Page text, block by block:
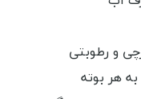
و رطوبتی
هر بوته